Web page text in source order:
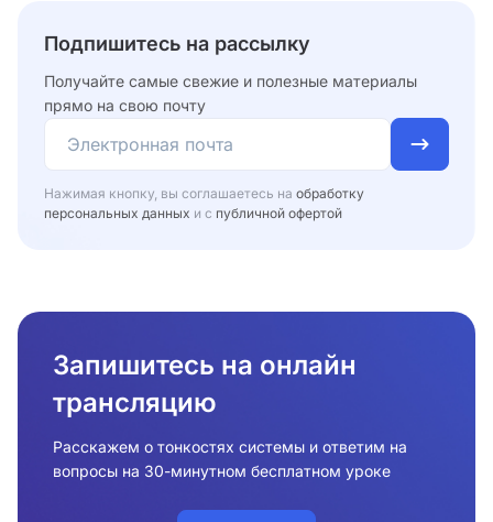
Подпишитесь на рассылку
Получайте самые свежие и полезные материалы
прямо на свою почту
Нажимая кнопку, вы соглашаетесь на обработку
персональных данных и с публичной офертой
Запишитесь на онлайн
трансляцию
Расскажем о тонкостях системы и ответим на
вопросы на 30-минутном бесплатном уроке